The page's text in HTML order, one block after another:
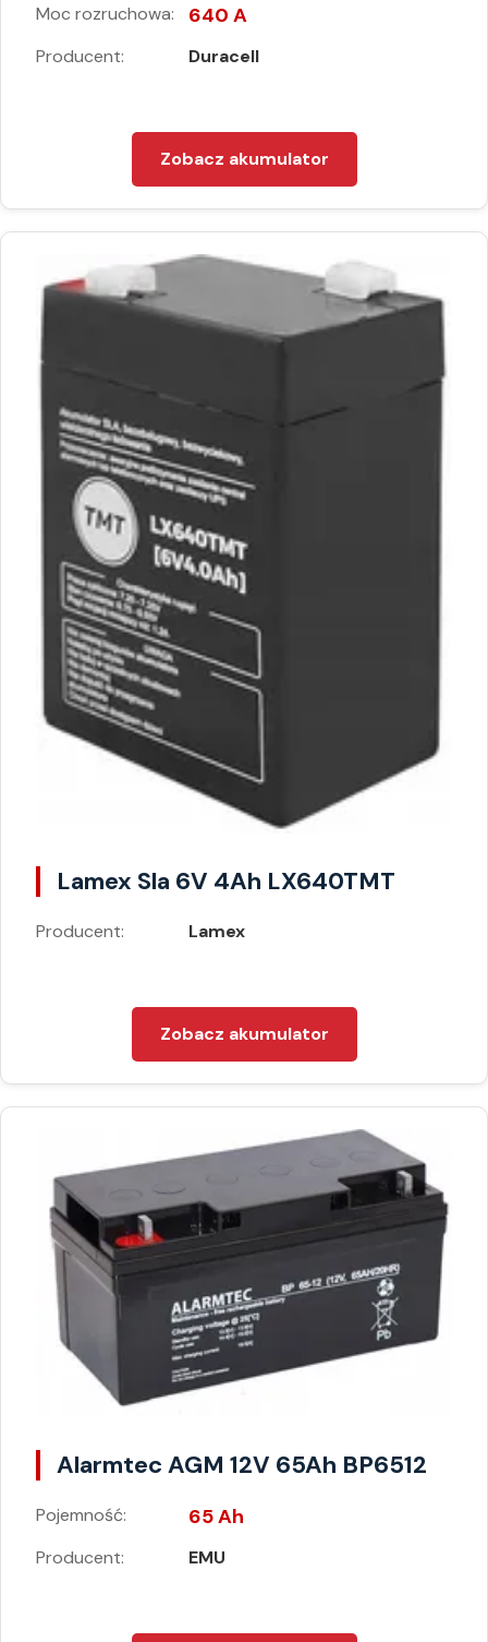
Moc rozruchowa: 640 A
Producent: Duracell
Zobacz akumulator
Lamex Sla 6V 4Ah LX640TMT
Producent: Lamex
Zobacz akumulator
Alarmtec AGM 12V 65Ah BP6512
Pojemność: 65 Ah
Producent: EMU